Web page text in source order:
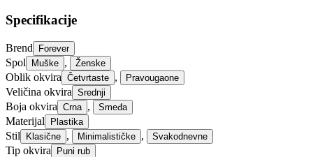
Specifikacije
Brend Forever
Spol Muške , Ženske
Oblik okvira Četvrtaste , Pravougaone
Veličina okvira Srednji
Boja okvira Crna , Smeđa
Materijal Plastika
Stil Klasične , Minimalističke , Svakodnevne
Tip okvira Puni rub